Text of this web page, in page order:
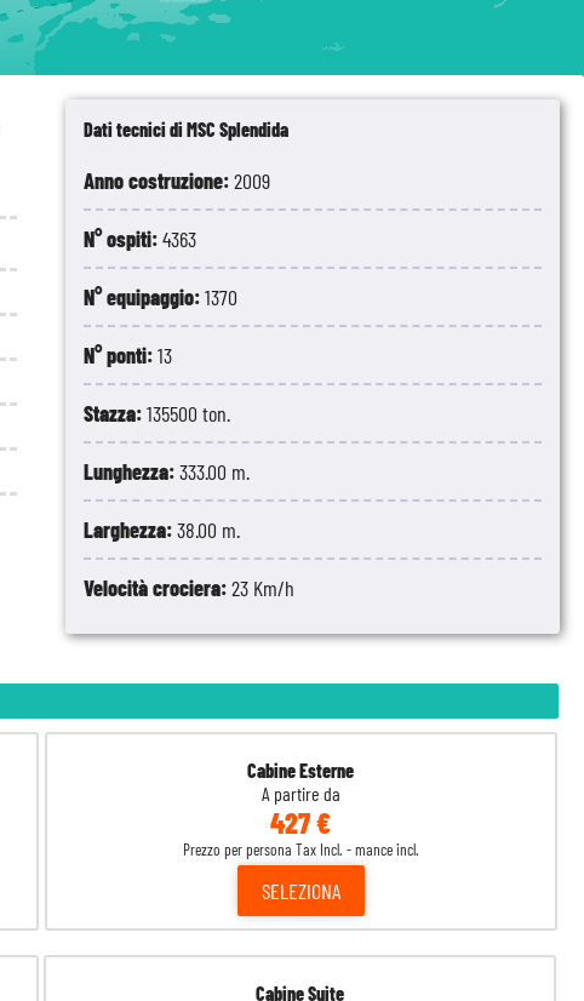
Dati tecnici di MSC Splendida
Anno costruzione:2009
N° ospiti:4363
N° equipaggio:1370
N° ponti:13
Stazza:135500 ton.
Lunghezza:333.00 m.
Larghezza:38.00 m.
Velocità crociera:23 Km/h
Cabine Esterne
A partire da
427 €
Prezzo per persona Tax Incl. - mance incl.
SELEZIONA
Cabine Suite